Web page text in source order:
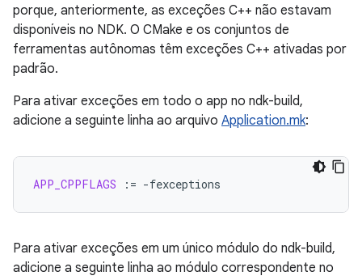
porque, anteriormente, as exceções C++ não estavam
disponíveis no NDK. O CMake e os conjuntos de
ferramentas autônomas têm exceções C++ ativadas por
padrão.
Para ativar exceções em todo o app no ndk-build,
adicione a seguinte linha ao arquivo Application.mk:
APP_CPPFLAGS :=
Para ativar exceções em um único módulo do ndk-build,
adicione a seguinte linha ao módulo correspondente no